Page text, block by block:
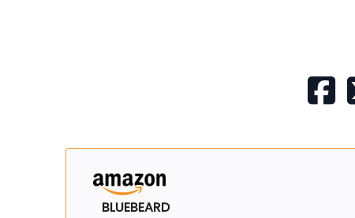
BLUEBEARD